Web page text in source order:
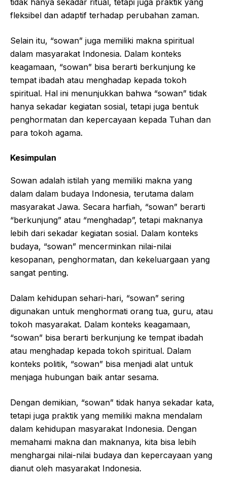
tidak hanya sekadar ritual, tetapi juga praktik yang
fleksibel dan adaptif terhadap perubahan zaman.
Selain itu, “sowan” juga memiliki makna spiritual
dalam masyarakat Indonesia. Dalam konteks
keagamaan, “sowan” bisa berarti berkunjung ke
tempat ibadah atau menghadap kepada tokoh
spiritual. Hal ini menunjukkan bahwa “sowan” tidak
hanya sekadar kegiatan sosial, tetapi juga bentuk
penghormatan dan kepercayaan kepada Tuhan dan
para tokoh agama.
Kesimpulan
Sowan adalah istilah yang memiliki makna yang
dalam dalam budaya Indonesia, terutama dalam
masyarakat Jawa. Secara harfiah, “sowan” berarti
“berkunjung” atau “menghadap”, tetapi maknanya
lebih dari sekadar kegiatan sosial. Dalam konteks
budaya, “sowan” mencerminkan nilai-nilai
kesopanan, penghormatan, dan kekeluargaan yang
sangat penting.
Dalam kehidupan sehari-hari, “sowan” sering
digunakan untuk menghormati orang tua, guru, atau
tokoh masyarakat. Dalam konteks keagamaan,
“sowan” bisa berarti berkunjung ke tempat ibadah
atau menghadap kepada tokoh spiritual. Dalam
konteks politik, “sowan” bisa menjadi alat untuk
menjaga hubungan baik antar sesama.
Dengan demikian, “sowan” tidak hanya sekadar kata,
tetapi juga praktik yang memiliki makna mendalam
dalam kehidupan masyarakat Indonesia. Dengan
memahami makna dan maknanya, kita bisa lebih
menghargai nilai-nilai budaya dan kepercayaan yang
dianut oleh masyarakat Indonesia.